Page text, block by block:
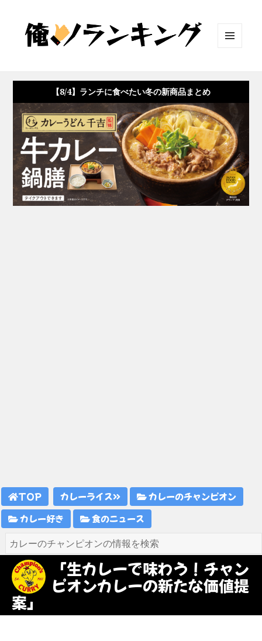
ット
【8/4】ランチに食べたい冬の新商品まとめ
TOP カレーライス
カレーのチャンピオン
カレー好き
食のニュース
「生カレーで味わう！チャン
ピオンカレーの新たな価値提
案」